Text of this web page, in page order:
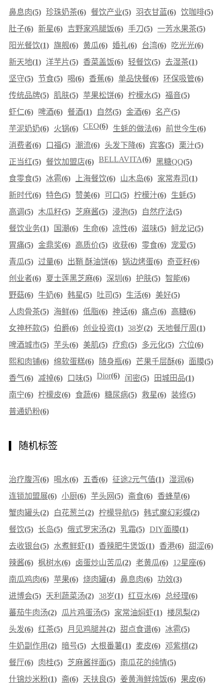
鼻息肉(5) 珍珠奶茶(6) 餐饮产业(5) 羽衣甘蓝(6) 饮咖啡(5)
肚子(6) 新星(6) 吉野家鸡腿饭(6) 手刀(5) 一芳水果茶(5)
阳光餐饮(1) 旗舰(6) 黄瓜(6) 婚礼(6) 台湾(6) 吃光光(6)
新天地(1) 洋芋片(5) 香菜盖饭(6) 轻餐饮(5) 去湿茶(1)
坚守(5) 节食(5) 喝(6) 香蕉(6) 单品快餐(6) 环保吸管(6)
传统品牌(5) 肌肤(5) 苹果松饼(6) 柠檬水(5) 福音(5)
虾仁(6) 啤酒(6) 餐酒(1) 自然(5) 金酒(6) 名产(5)
芋泥奶奶(6) 火锅(6) CEO(6) 生蚝的做法(6) 前世今生(6)
消费者(6) 口福(5) 潮流(6) 头发下降(6) 宾客(5) 栗汁(5)
正当红(5) 餐饮加盟店(6) BELLAVITA(6) 黑糖QQ(5)
食零食(5) 冰雹(6) 上海餐饮(6) 山木岛(6) 家常寿司(1)
新时代(6) 特色(5) 赞美(6) 可口(5) 柠檬汁(6) 生蚝(5)
高调(5) 木瓜籽(5) 芝麻酱(5) 浸泡(5) 自然疗法(5)
餐饮业务(1) 国潮(6) 生命(6) 凉性(6) 滋味(5) 鲟龙记(5)
胃痛(5) 金鼎奖(6) 高质价(5) 收获(6) 零食(6) 宠爱(5)
青瓜(5) 过量(6) 出鞘 酥油饼(6) 锅边烤蛋(6) 奇亚籽(6)
创业者(6) 夏士莲黑芝麻(6) 深圳 (6) 护肤(5) 智能(6)
野菇(6) 牛奶(6) 韩星(5) 吐司(5) 生活(6) 美好(5)
人肉骨茶(5) 海鲜(6) 低脂(6) 神话(6) 痛点(6) 高糖(6)
女神杯款(5) 伯爵(6) 创业投资(1) 38岁(2) 天地餐厅周 (1)
啤酒城市(5) 芋头(6) 美肌(5) 疗愈(5) 多元化(5) 穴位(6)
熙和肉铺(6) 绵软蛋糕(6) 随身瓶(6) 芒果千层酥(6) 面膜(5)
香气(6) 减掉(6) 口味(5) Dior(6) 闰密(5) 田城田品(1)
南宁(6) 柠檬皮(6) 食蔬(6) 糖尿病(5) 救星(6) 装修(5)
普通奶粉(6)
随机标签
治疗腹泻(6) 喝水(6) 五香(6) 征途2元气值(1) 湿润(6)
连锁加盟展(6) 小厨(6) 芋头网(5) 斋食(6) 香蜂草(6)
蟹肉罐头(2) 白花葱兰(2) 柠檬导航(5) 韩式魔幻彩蝶(2)
餐饮(5) 长岛(5) 俄式罗宋汤(2) 乳霜(5) DIY面膜(1)
去收银台(5) 水煮鲜虾(1) 香辣肥牛煲饭(1) 香港(6) 甜涩(6)
辣酱(6) 枫树水(6) 卤蛋炒山苦瓜(2) 老黄瓜(6) 12星座(6)
南瓜鸡肉(6) 苹果(6) 烧肉罐(4) 鼻息肉(6) 功效(3)
进博会(5) 天利蔬菜汤(2) 38岁(1) 红豆水(6) 总经理(6)
蕃茄牛肉汤(2) 瓜片鸡蛋汤(5) 家常油焖虾(1) 楼凤梨(2)
头发(6) 红茶(5) 月见鸡腿丼(2) 甜点食谱(6) 冰雹(5)
牛奶副作用(2) 暗号(5) 大根番薯(1) 麦皮(6) 邓紫棋(2)
餐厅(6) 肉桂(5) 芝麻酱拌面(5) 南瓜花的纯情(5)
什锦炒米粉(1) 斋(6) 天扶良(5) 姜黄海鲜炖饭(6) 果皮(6)